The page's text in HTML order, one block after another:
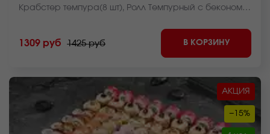
Крабстер темпура(8 шт), Ролл Темпурный с беконом(8
*Внешний вид блюда может отличаться от фото на
сайте.
1309 руб 1425 руб В КОРЗИНУ
АКЦИЯ
−15%